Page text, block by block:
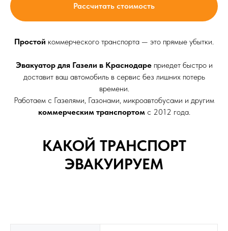
Рассчитать стоимость
Простой коммерческого транспорта — это прямые убытки.
Эвакуатор для Газели в Краснодаре приедет быстро и
доставит ваш автомобиль в сервис без лишних потерь
времени.
Работаем с Газелями, Газонами, микроавтобусами и другим
коммерческим транспортом с 2012 года.
КАКОЙ ТРАНСПОРТ
ЭВАКУИРУЕМ